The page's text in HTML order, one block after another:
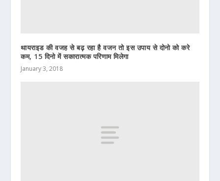
थायराइड की वजह से बढ़ रहा है वजन तो इस उपाय से दोनो को करे
कम, 15 दिनो में सकारात्मक परिणाम मिलेगा
January 3, 2018